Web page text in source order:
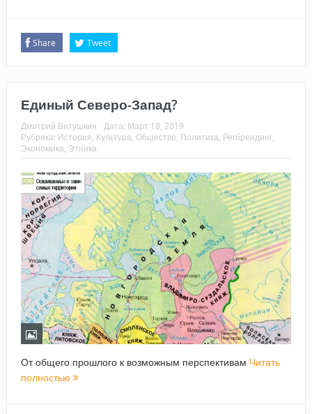
Share Tweet
Единый Северо-Запад?
Дмитрий Витушкин Дата: Март 18, 2019
Рубрика: История, Культура, Общество, Политика, Регбрендинг,
Экономика, Этника
От общего прошлого к возможным перспективам Читать
полностью